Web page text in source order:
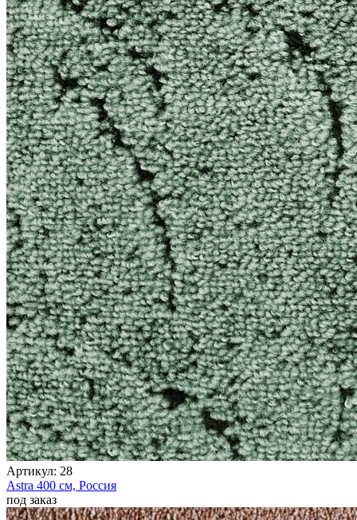
Артикул: 28
Astra 400 см, Россия
под заказ